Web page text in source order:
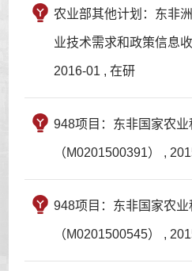
农业部其他计划：东非
业技术需求和政策信息
2016-01 , 在研
948项目：东非国家农
（M0201500391） ,
948项目：东非国家农
（M0201500545） ,